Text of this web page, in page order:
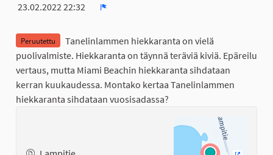
23.02.2022 22:32
Peruutettu
Tanelinlammen hiekkaranta on vielä
puolivalmiste. Hiekkaranta on täynnä teräviä kiviä. Epäreilu
vertaus, mutta Miami Beachin hiekkaranta sihdataan
kerran kuukaudessa. Montako kertaa Tanelinlammen
hiekkaranta sihdataan vuosisadassa?